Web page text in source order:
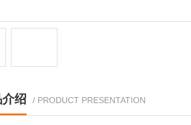
绍 / PRODUCT PRESENTATION